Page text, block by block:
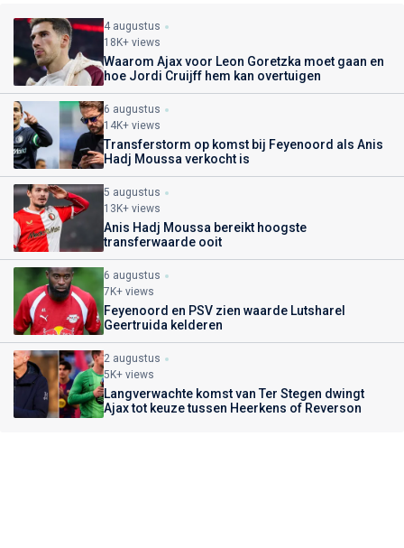
4 augustus
18K+ views
Waarom Ajax voor Leon Goretzka moet gaan en
hoe Jordi Cruijff hem kan overtuigen
6 augustus
14K+ views
Transferstorm op komst bij Feyenoord als Anis
Hadj Moussa verkocht is
5 augustus
13K+ views
Anis Hadj Moussa bereikt hoogste
transferwaarde ooit
6 augustus
7K+ views
Feyenoord en PSV zien waarde Lutsharel
Geertruida kelderen
2 augustus
5K+ views
Langverwachte komst van Ter Stegen dwingt
Ajax tot keuze tussen Heerkens of Reverson